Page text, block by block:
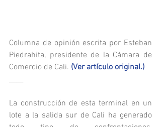
Columna de opinión escrita por Esteban
Piedrahita, presidente de la Cámara de
Comercio de Cali. (Ver artículo original.)
La construcción de esta terminal en un
lote a la salida sur de Cali ha generado